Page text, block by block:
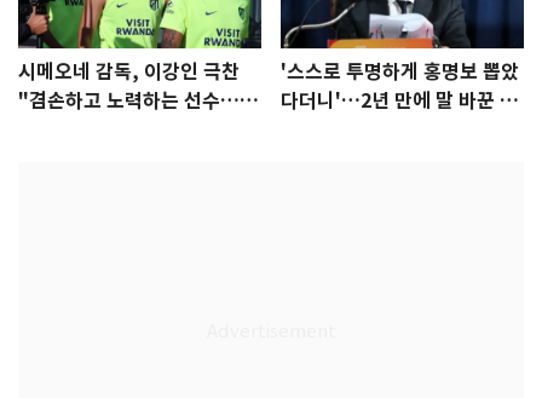
시메오네 감독, 이강인 극찬
"겸손하고 노력하는 선수…좋
'스스로 투명하게 홍명보 뽑았
다더니'…2년 만에 말 바꾼 이